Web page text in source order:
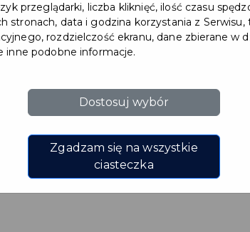
na
ZSO 1
przeglądarki, liczba kliknięć, ilość czasu
stronach, data i godzina korzystania z Serwisu,
rozdzielczość ekranu, dane zbierane w
inne podobne informacje.
Dostosuj wybór
Zgadzam się na wszystkie
ciasteczka